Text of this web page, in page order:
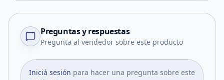
Preguntas y respuestas
Pregunta al vendedor sobre este producto
Iniciá sesión para hacer una pregunta sobre este